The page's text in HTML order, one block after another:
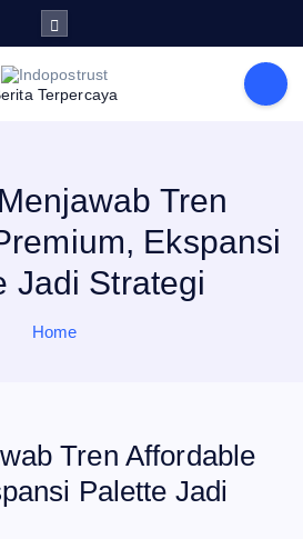
Terpercaya
Tren
Ekspansi
Jadi Strategi
Home
Tren Affordable
Palette Jadi